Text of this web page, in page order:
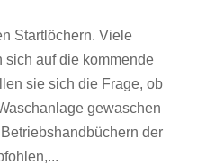
Startlöchern. Viele
sich auf die kommende
sie sich die Frage, ob
gewaschen
der